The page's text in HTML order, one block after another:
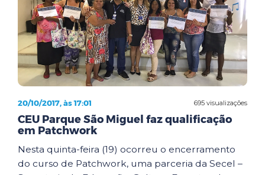
695 visualizações
20/10/2017, às 17:01
CEU Parque São Miguel faz qualificação
em Patchwork
Nesta quinta-feira (19) ocorreu o encerramento
do curso de Patchwork, uma parceria da Secel –